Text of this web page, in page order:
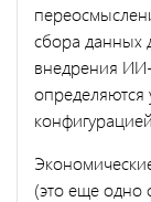
сбора данных
внедрения
(это еще одно